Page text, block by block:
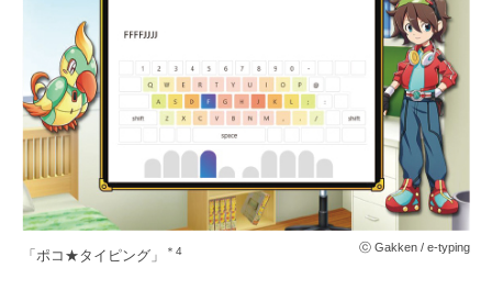
「ポコ★タイピング」 ＊4 ⓒ Gakken / e-typing